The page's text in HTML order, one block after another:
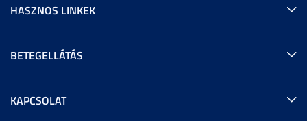
HASZNOS LINKEK
BETEGELLÁTÁS
KAPCSOLAT